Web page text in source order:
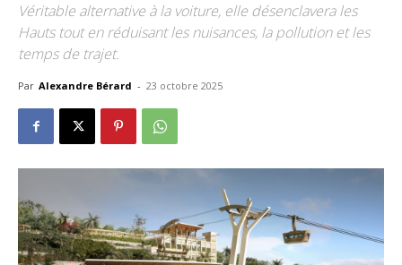
Véritable alternative à la voiture, elle désenclavera les
Hauts tout en réduisant les nuisances, la pollution et les
temps de trajet.
Par Alexandre Bérard - 23 octobre 2025